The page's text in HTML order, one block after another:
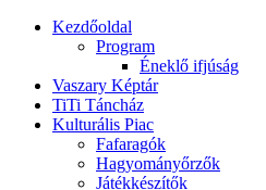
Kezdőoldal
Program
Éneklő ifjúság
Vaszary Képtár
TiTi Táncház
Kulturális Piac
Fafaragók
Hagyományőrzők
Játékkészítők